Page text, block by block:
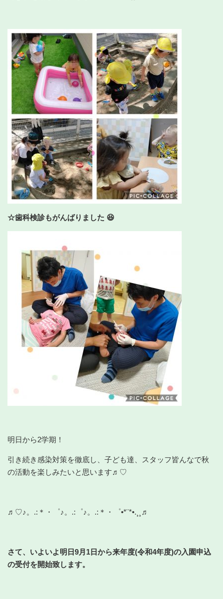
☆歯科検診もがんばりました 😆
明日から2学期！
引き続き感染対策を徹底し、子ども達、スタッフ皆んなで秋
の活動を楽しみたいと思います♬︎♡
♬︎♡♪。.:＊・゜♪。.:゜♪。.:＊・゜•*¨*•.¸¸♬︎
さて、いよいよ明日9月1日から来年度(令和4年度)の入園申込
の受付を開始致します。